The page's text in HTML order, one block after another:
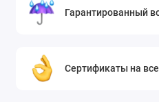
Гарантированный
Сертификаты на